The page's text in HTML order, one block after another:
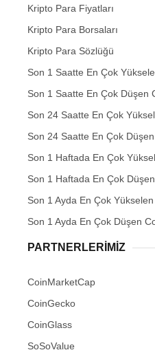
Kripto Para Fiyatları
Kripto Para Borsaları
Kripto Para Sözlüğü
Son 1 Saatte En Çok
Son 1 Saatte En Çok Düşen
Son 24 Saatte En Çok
Son 24 Saatte En Çok
Son 1 Haftada En Çok
Son 1 Haftada En Çok
Son 1 Ayda En Çok
Son 1 Ayda En Çok Düşen
PARTNERLERIMIZ
CoinMarketCap
CoinGecko
CoinGlass
SoSoValue